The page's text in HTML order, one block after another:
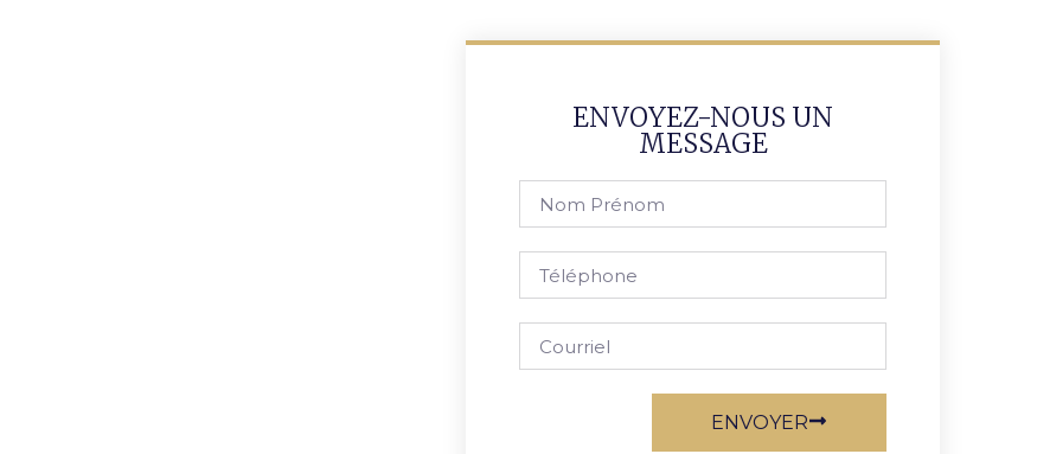
ENVOYEZ-NOUS UN
MESSAGE
ENVOYER